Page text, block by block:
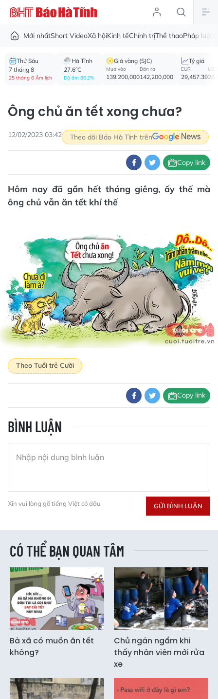
Mới nhấtShort VideoXã hộiKinh tếChính trịThể thaoPháp luật
Thứ Sáu
7 tháng 8
25 tháng 6 Âm lịch
Hà Tĩnh
27.6°C
Độ ẩm 86.2%
Giá vàng (SJC)
Mua vào
139,200,000
Bán ra
142,200,000
Tỷ giá
EUR
29,457.39
USD
Ông chủ ăn tết xong chưa?
12/02/2023 03:42 Theo dõi Báo Hà Tĩnh trên
Copy link
Hôm nay đã gần hết tháng giêng, ấy thế mà
ông chủ vẫn ăn tết khí thế
Theo Tuổi trẻ Cười
Copy link
BÌNH LUẬN
Xin vui lòng gõ tiếng Việt có dấu GỬI BÌNH LUẬN
CÓ THỂ BẠN QUAN TÂM
Bà xã có muốn ăn tết
không?
Chủ ngán ngẩm khi
thấy nhân viên mới rửa
xe